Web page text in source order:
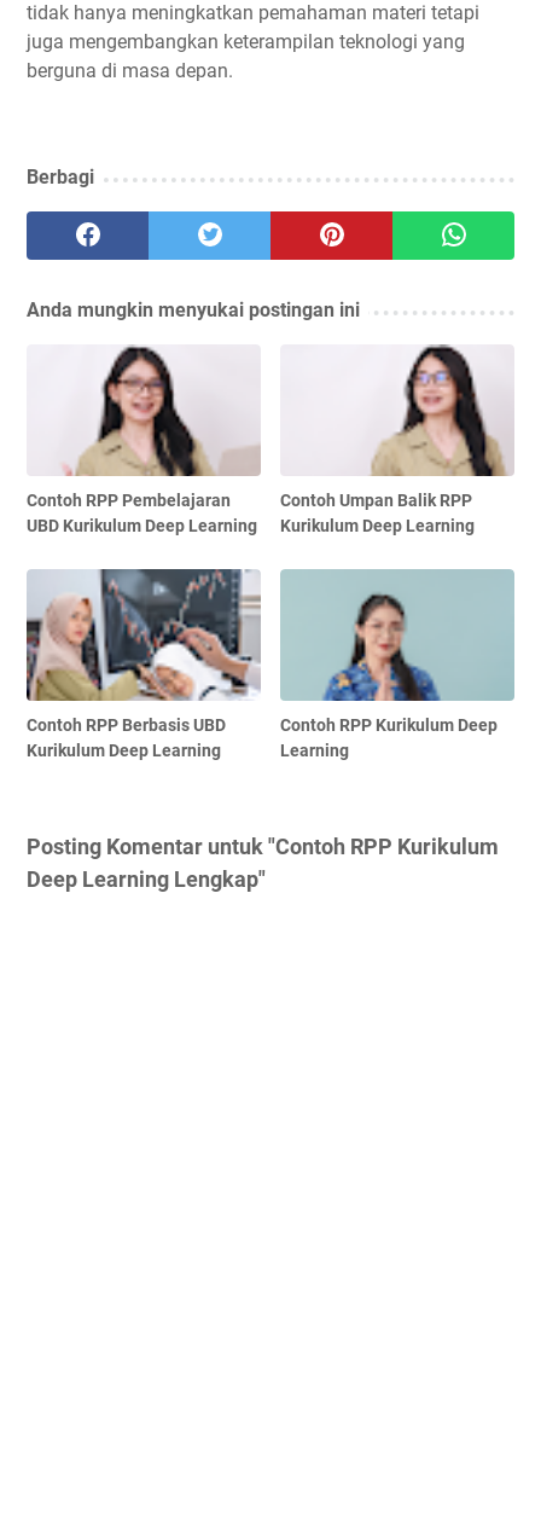
tidak hanya meningkatkan pemahaman materi tetapi
juga mengembangkan keterampilan teknologi yang
berguna di masa depan.
Berbagi
Anda mungkin menyukai postingan ini
Contoh RPP Pembelajaran
UBD Kurikulum Deep Learning
Contoh Umpan Balik RPP
Kurikulum Deep Learning
Contoh RPP Berbasis UBD
Kurikulum Deep Learning
Contoh RPP Kurikulum Deep
Learning
Posting Komentar untuk "Contoh RPP Kurikulum
Deep Learning Lengkap"